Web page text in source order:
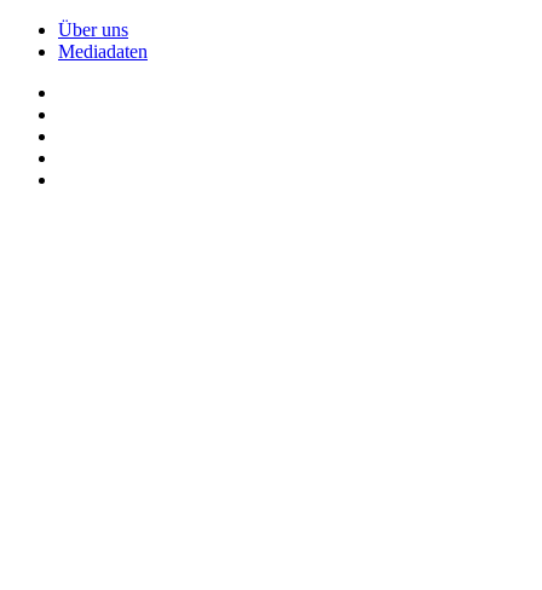
Über uns
Mediadaten